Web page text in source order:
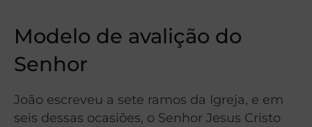
Modelo de avalição do
Senhor
João escreveu a sete ramos da Igreja, e em
seis dessas ocasiões, o Senhor Jesus Cristo